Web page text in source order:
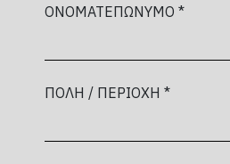
ΟΝΟΜΑΤΕΠΩΝΥΜΟ *
ΠΟΛΗ / ΠΕΡΙΟΧΗ *